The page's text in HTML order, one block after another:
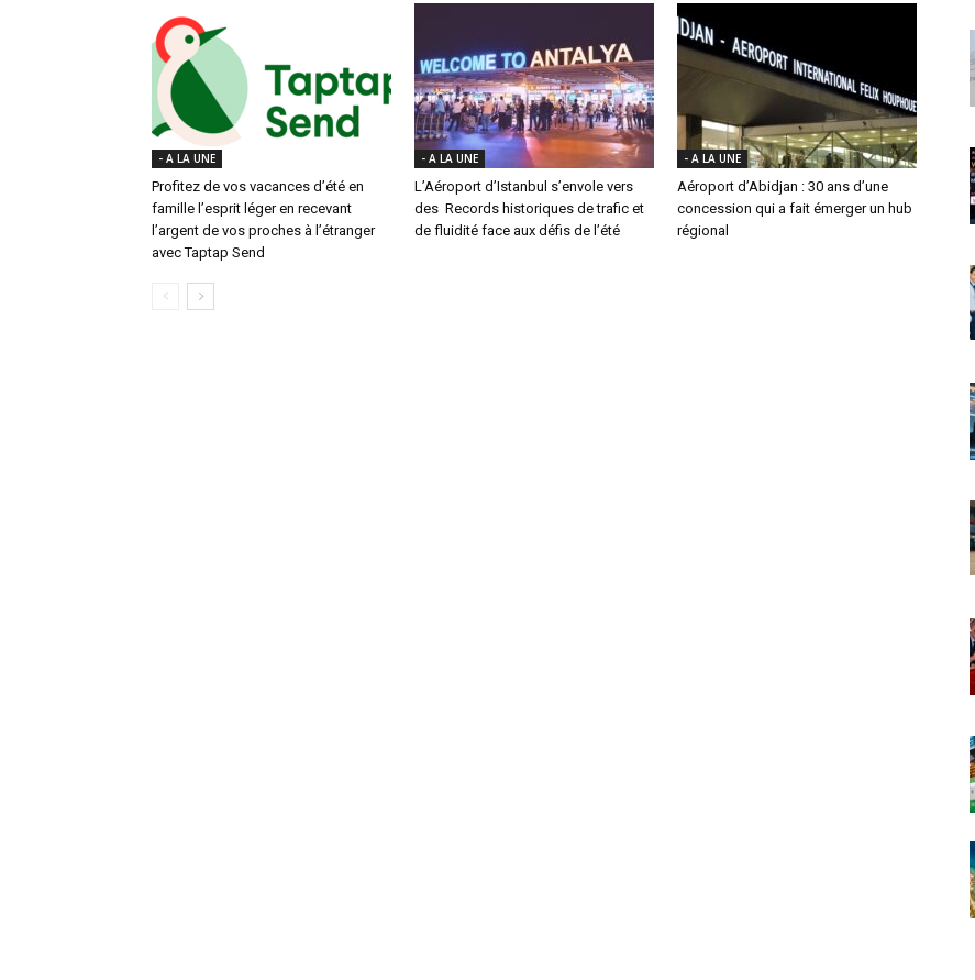
- A LA UNE
Profitez de vos vacances d’été en
famille l’esprit léger en recevant
l’argent de vos proches à l’étranger
avec Taptap Send
- A LA UNE
L’Aéroport d’Istanbul s’envole vers
des Records historiques de trafic et
de fluidité face aux défis de l’été
- A LA UNE
Aéroport d’Abidjan : 30 ans d’une
concession qui a fait émerger un hub
régional